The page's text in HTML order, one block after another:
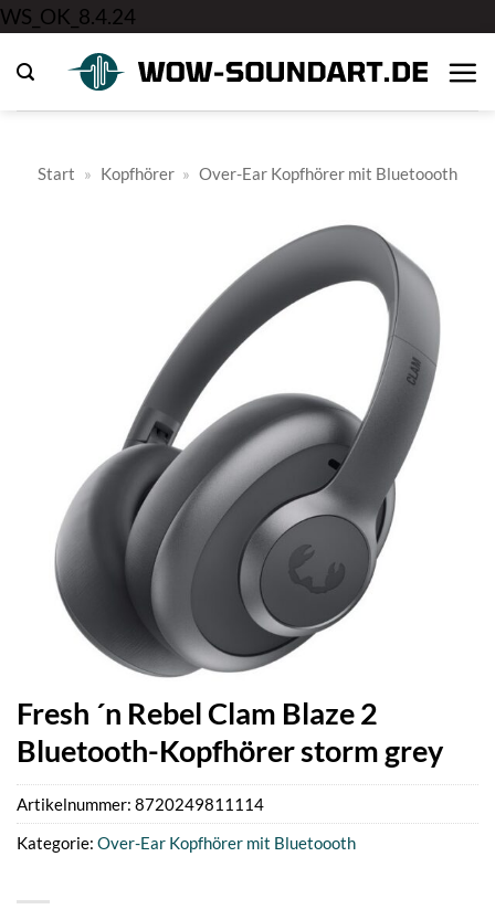
WS_OK_8.4.24
springen
Start » Kopfhörer » Over-Ear Kopfhörer mit Bluetoooth
Fresh ´n Rebel Clam Blaze 2
Bluetooth-Kopfhörer storm grey
Artikelnummer: 8720249811114
Kategorie: Over-Ear Kopfhörer mit Bluetoooth